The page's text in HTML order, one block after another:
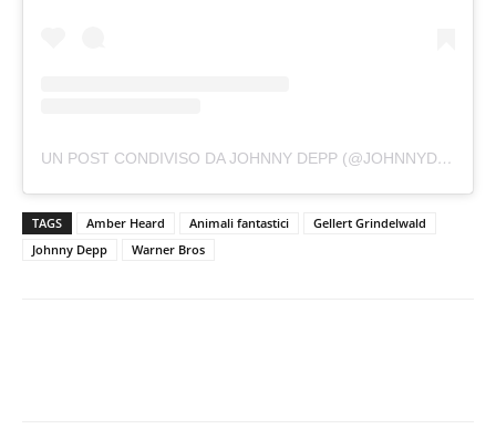
UN POST CONDIVISO DA JOHNNY DEPP (@JOHNNYDEPP)
TAGS Amber Heard Animali fantastici
Gellert Grindelwald
Johnny Depp
Warner Bros